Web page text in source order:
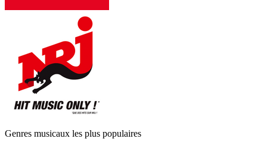
Genres musicaux les plus populaires